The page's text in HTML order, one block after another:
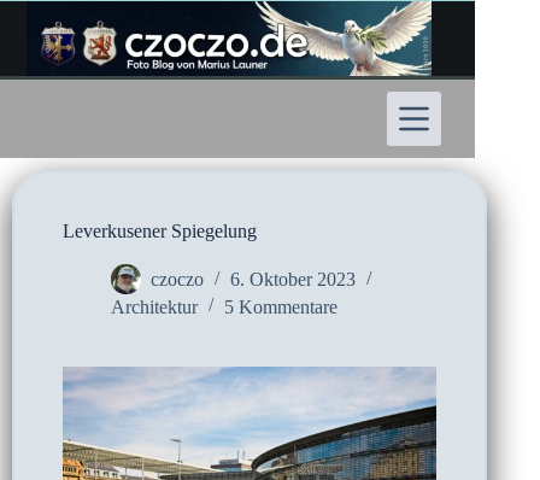
Inhalt
springen
Leverkusener Spiegelung
czoczo
6. Oktober 2023
Architektur
5 Kommentare